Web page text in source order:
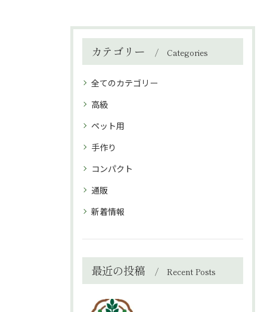
カテゴリー Categories
全てのカテゴリー
高級
ペット用
手作り
コンパクト
通販
新着情報
最近の投稿 Recent Posts